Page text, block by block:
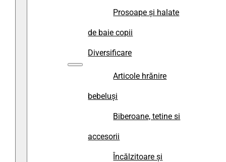
Prosoape și halate
de baie copii
Diversificare
Articole hrănire
bebeluși
Biberoane, tetine si
accesorii
Încălzitoare și